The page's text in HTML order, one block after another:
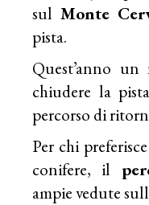
sul Monte
pista.
Quest’anno
chiudere la
percorso di
Per chi
conifere, il
ampie vedute